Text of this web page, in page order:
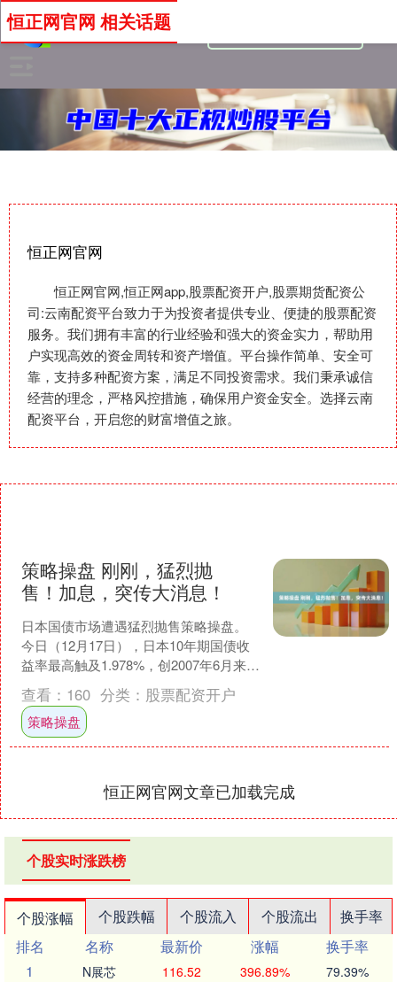
恒正网官网
恒正网官网,恒正网app,股票配资开户,股票期货配资公
司:云南配资平台致力于为投资者提供专业、便捷的股票配资
服务。我们拥有丰富的行业经验和强大的资金实力，帮助用
户实现高效的资金周转和资产增值。平台操作简单、安全可
靠，支持多种配资方案，满足不同投资需求。我们秉承诚信
经营的理念，严格风控措施，确保用户资金安全。选择云南
配资平台，开启您的财富增值之旅。
恒正网官网 相关话题
策略操盘 刚刚，猛烈抛
售！加息，突传大消息！
日本国债市场遭遇猛烈抛售策略操盘。
今日（12月17日），日本10年期国债收
益率最高触及1.978%，创2007年6月来最
高水平，接近近20年未曾突破的2%心
理....
查看： 160 分类： 股票配资开户
策略操盘
恒正网官网文章已加载完成
个股实时涨跌榜
个股涨幅 个股跌幅 个股流入 个股流出
换手率
排名
名称 最新价 涨幅
换手率
1
N展芯 116.52 396.89% 79.39%